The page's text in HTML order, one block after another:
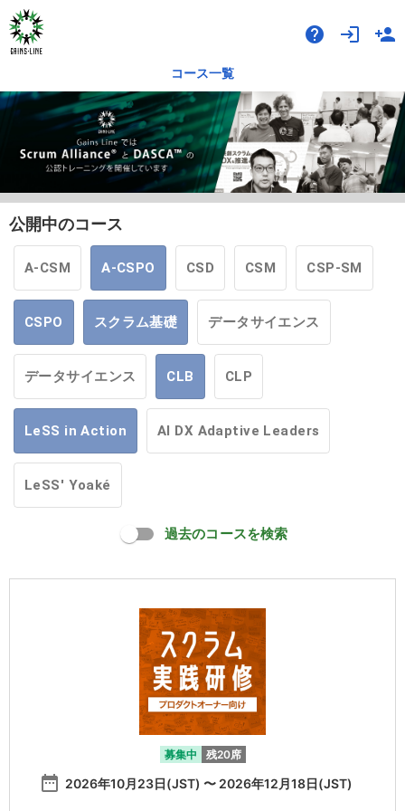
help login person_add
コース一覧
公開中のコース
A-CSM A-CSPO CSD CSM CSP-SM
CSPO スクラム基礎 データサイエンス
データサイエンス CLB CLP
LeSS in Action AI DX Adaptive Leaders
LeSS' Yoaké
過去のコースを検索
募集中 残20席
date_range 2026年10月23日(JST) 〜 2026年12月18日(JST)